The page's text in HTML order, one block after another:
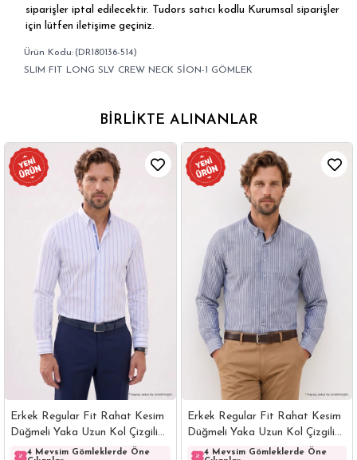
siparişler iptal edilecektir. Tudors satıcı kodlu Kurumsal siparişler
için lütfen iletişime geçiniz.
(DR180136-514)
SLIM FIT LONG SLV CREW NECK SİON-1 GÖMLEK
BIRLIKTE ALINANLAR
Erkek Regular Fit Rahat Kesim
Düğmeli Yaka Uzun Kol Çizgili
Pamuklu Beyaz Gömlek
4 Mevsim Gömleklerde Öne
Erkek Regular Fit Rahat Kesim
Düğmeli Yaka Uzun Kol Çizgili
Pamuklu Lacivert Gömlek
4 Mevsim Gömleklerde Öne